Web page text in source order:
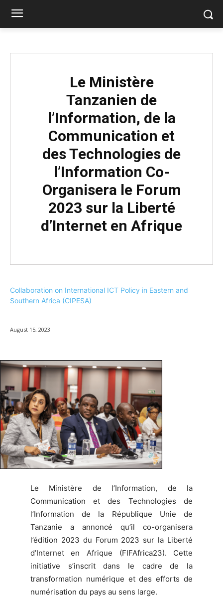
Le Ministère
Tanzanien de
l’Information, de la
Communication et
des Technologies de
l’Information Co-
Organisera le Forum
2023 sur la Liberté
d’Internet en Afrique
Collaboration on International ICT Policy in Eastern and
Southern Africa (CIPESA)
August 15, 2023
Le Ministère de l’Information, de la
Communication et des Technologies de
l’Information de la République Unie de
Tanzanie a annoncé qu’il co-organisera
l’édition 2023 du Forum 2023 sur la Liberté
d’Internet en Afrique (FIFAfrica23). Cette
initiative s’inscrit dans le cadre de la
transformation numérique et des efforts de
numérisation du pays au sens large.